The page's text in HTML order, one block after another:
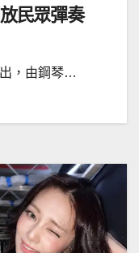
民眾彈奏
，由鋼琴…